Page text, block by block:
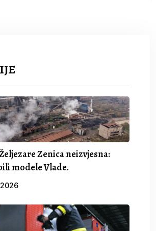
Zenica neizvjesna:
modele Vlade.